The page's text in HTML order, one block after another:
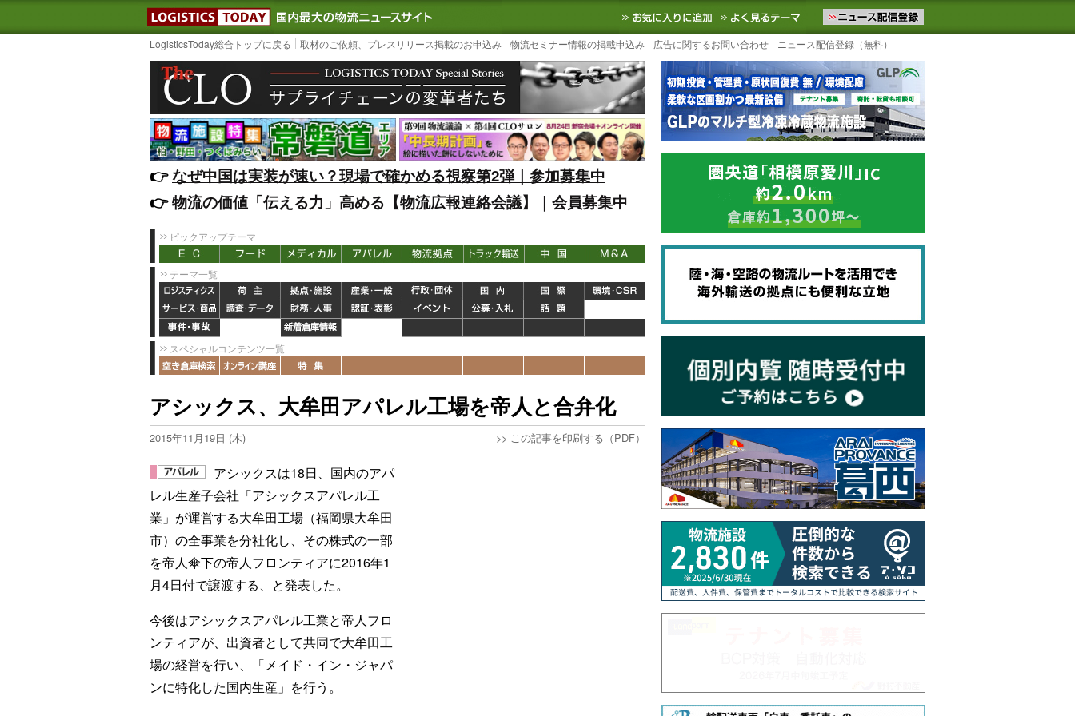
LOGISTICS TODAY｜国内最大の物流ニュースサイト3PL, SCMなど国内外の最新の物流ニュースをお届けします。物流ニュースメール配信を登録す
お気に入りに追加 よく見るテーマ
LogisticsToday総合トップに戻る 取材のご依頼、プレスリリース掲載のお申込み 物流セミナー情報の掲載申込み 広告に関するお問い合わせ ニュース配信登録（無料）
👉️なぜ中国は実装が速い？現場で確かめる視察第2弾｜参加募集中
👉️物流の価値「伝える力」高める【物流広報連絡会議】｜会員募集中
ピックアップテーマ
テーマ一覧
スペシャルコンテンツ一覧
アシックス、大牟田アパレル工場を帝人と合弁化
2015年11月19日 (木) >> この記事を印刷する（PDF）
アシックスは18日、国内のアパ
レル生産子会社「アシックスアパレル工
業」が運営する大牟田工場（福岡県大牟田
市）の全事業を分社化し、その株式の一部
を帝人傘下の帝人フロンティアに2016年1
月4日付で譲渡する、と発表した。
今後はアシックスアパレル工業と帝人フロ
ンティアが、出資者として共同で大牟田工
場の経営を行い、「メイド・イン・ジャパ
ンに特化した国内生産」を行う。